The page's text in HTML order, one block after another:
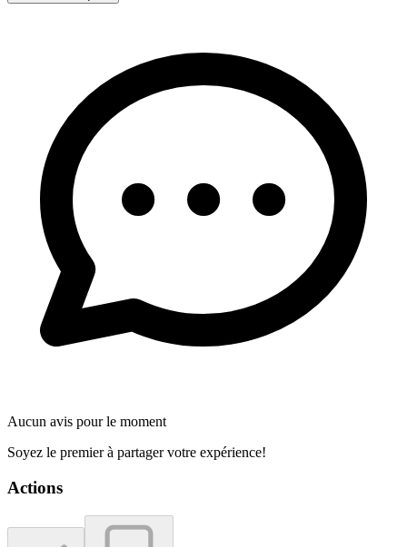
Aucun avis pour le moment
Soyez le premier à partager votre expérience!
Actions